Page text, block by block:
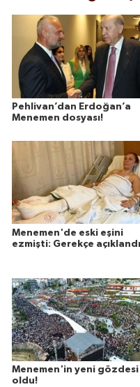
Pehlivan’dan Erdoğan’a
Menemen dosyası!
Menemen'de eski eşini
ezmişti: Gerekçe
Menemen'in yeni gözdesi
oldu!